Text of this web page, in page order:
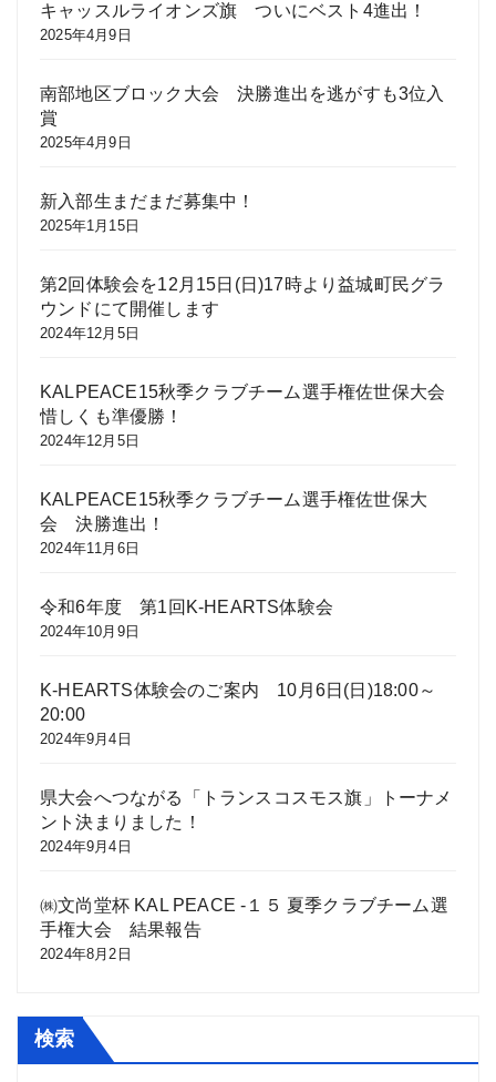
キャッスルライオンズ旗 ついにベスト4進出！
2025年4月9日
南部地区ブロック大会 決勝進出を逃がすも3位入
賞
2025年4月9日
新入部生まだまだ募集中！
2025年1月15日
第2回体験会を12月15日(日)17時より益城町民グラ
ウンドにて開催します
2024年12月5日
KALPEACE15秋季クラブチーム選手権佐世保大会
惜しくも準優勝！
2024年12月5日
KALPEACE15秋季クラブチーム選手権佐世保大
会 決勝進出！
2024年11月6日
令和6年度 第1回K-HEARTS体験会
2024年10月9日
K-HEARTS体験会のご案内 10月6日(日)18:00～
20:00
2024年9月4日
県大会へつながる「トランスコスモス旗」トーナメ
ント決まりました！
2024年9月4日
㈱文尚堂杯 KAL PEACE -１５ 夏季クラブチーム選
手権大会 結果報告
2024年8月2日
検索